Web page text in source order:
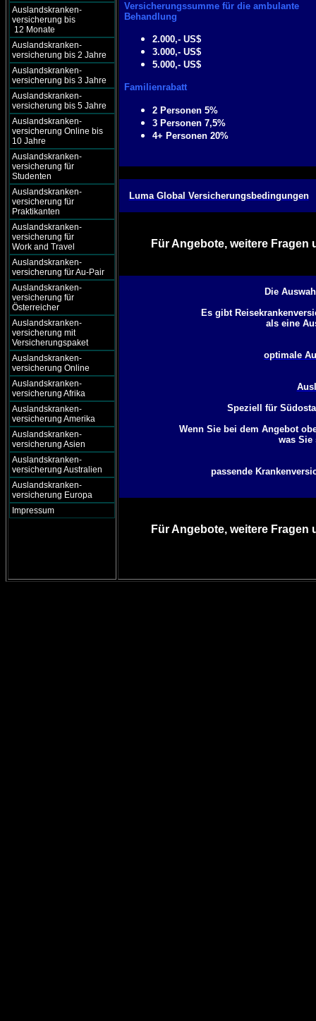
Auslandskranken-
versicherung bis
12 Monate
Auslandskranken-
versicherung bis 2 Jahre
Auslandskranken-
versicherung bis 3 Jahre
Auslandskranken-
versicherung bis 5 Jahre
Auslandskranken-
versicherung Online bis
10 Jahre
Auslandskranken-
versicherung für
Studenten
Auslandskranken-
versicherung für
Praktikanten
Auslandskranken-
versicherung für
Work and Travel
Auslandskranken-
versicherung für Au-Pair
Auslandskranken-
versicherung für
Österreicher
Auslandskranken-
versicherung mit
Versicherungspaket
Auslandskranken-
versicherung Online
Auslandskranken-
versicherung Afrika
Auslandskranken-
versicherung Amerika
Auslandskranken-
versicherung Asien
Auslandskranken-
versicherung Australien
Auslandskranken-
versicherung Europa
Impressum
Versicherungssummefür die ambulante
Behandlung
2.000,- US$
3.000,- US$
5.000,- US$
Familienrabatt
2 Personen 5%
3 Personen 7,5%
4+ Personen 20%
Luma Global Versicherungsbedingungen
Für Angebote, weitere
Die
Es gibt
als eine
optimale
Speziell für
Wenn Sie bei dem Angebot
was Sie
passende
Für Angebote, weitere